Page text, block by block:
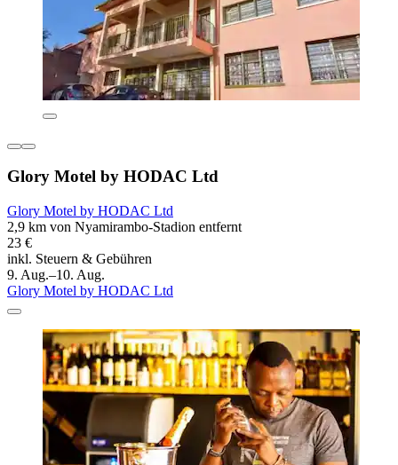
Glory Motel by HODAC Ltd
Glory Motel by HODAC Ltd
2,9 km von Nyamirambo-Stadion entfernt
23 €
inkl. Steuern & Gebühren
9. Aug.–10. Aug.
Glory Motel by HODAC Ltd